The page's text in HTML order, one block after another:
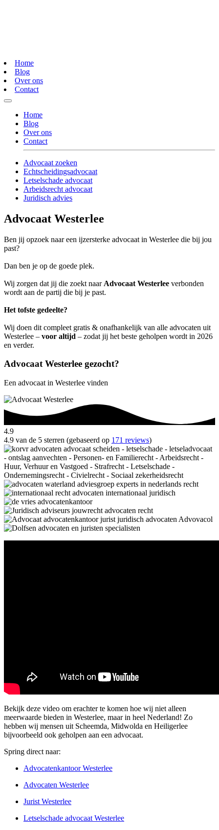
Home
Blog
Over ons
Contact
Home
Blog
Over ons
Contact
Advocaat zoeken
Echtscheidingsadvocaat
Letselschade advocaat
Arbeidsrecht advocaat
Juridisch advies
Advocaat Westerlee
Ben jij opzoek naar een ijzersterke advocaat in Westerlee die bij jou
past?
Dan ben je op de goede plek.
Wij zorgen dat jij die zoekt naar Advocaat Westerlee verbonden
wordt aan de partij die bij je past.
Het tofste gedeelte?
Wij doen dit compleet gratis & onafhankelijk van alle advocaten uit
Westerlee – voor altijd – zodat jij het beste geholpen wordt in 2026
en verder.
Advocaat Westerlee gezocht?
Een advocaat in Westerlee vinden
4.9
4.9 van de 5 sterren (gebaseerd op 171 reviews)
Bekijk deze video om erachter te komen hoe wij niet alleen
meerwaarde bieden in Westerlee, maar in heel Nederland! Zo
hebben wij mensen uit Scheemda, Midwolda en Heiligerlee
bijvoorbeeld ook geholpen aan een advocaat.
Spring direct naar:
Advocatenkantoor Westerlee
Advocaten Westerlee
Jurist Westerlee
Letselschade advocaat Westerlee